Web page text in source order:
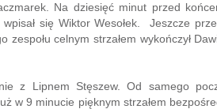
Na dziesięć minut przed
się Wiktor Wesołek. Jeszcze
zespołu celnym strzałem wykończył
z Lipnem Stęszew. Od samego
w 9 minucie pięknym strzałem